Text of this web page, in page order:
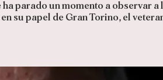
parado un momento a observar a
su papel de Gran Torino, el